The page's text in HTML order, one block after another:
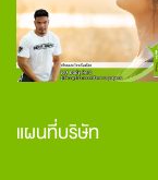
แผนที่บริษัท